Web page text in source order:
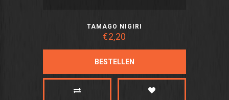
TAMAGO NIGIRI
€2,20
BESTELLEN